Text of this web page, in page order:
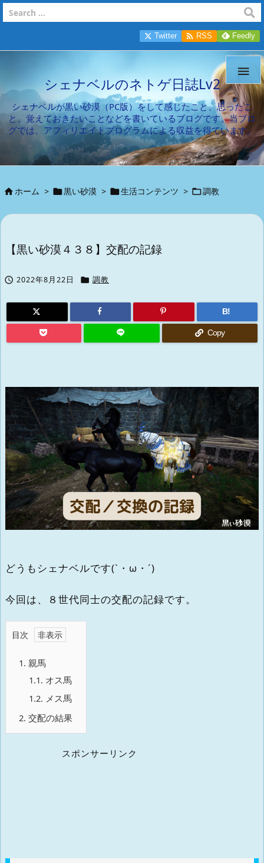
シェナベルのネトゲ日誌Lv2
シェナベルが黒い砂漠（PC版）をして感じたこと、思ったこ
と、覚えておきたいことなどを書いているブログです。当ブロ
グでは、アフィリエイトプログラムによる収益を得ています。

Twitter  RSS Feedly
ホーム > 黒い砂漠 > 生活コンテンツ > 調教
【黒い砂漠４３８】交配の記録
 2022年8月22日  調教
B!
Copy
どうもシェナベルです(`・ω・´)
今回は、８世代同士の交配の記録です。
目次
1. 親馬
1.1. オス馬
1.2. メス馬
2. 交配の結果
スポンサーリンク